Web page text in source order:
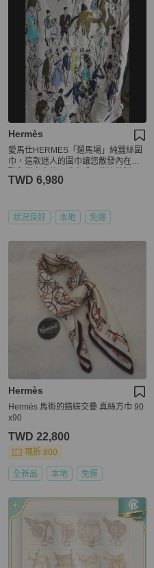
Hermès
愛馬仕HERMES「遛馬場」純蠶絲圍
巾，這款迷人的圍巾讓您散發內在優
成，它可輕鬆搭配造型，適合各種場
TWD 6,980
狀況良好 本地 免運
Hermès
Hermès 馬術的錯綜交疊 真絲方巾 90
x90
TWD 22,800
現折 800
全新品 本地 免運